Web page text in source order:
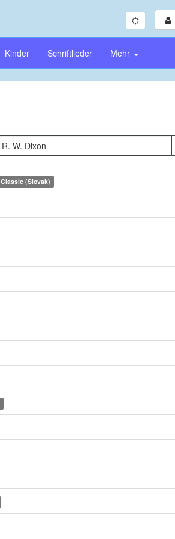
Kinder Schriftlieder Mehr
Classic (Slovak)